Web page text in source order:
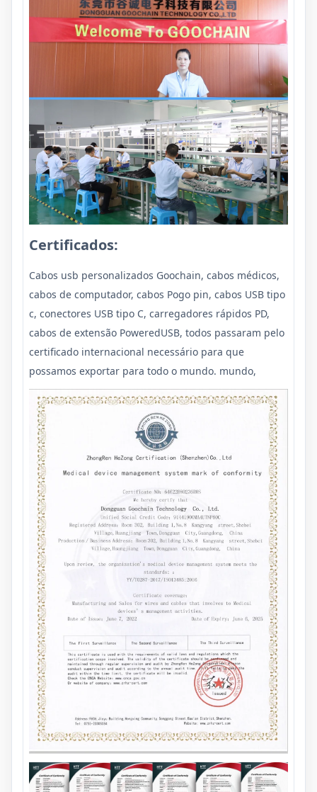
Certificados:
Cabos usb personalizados Goochain, cabos médicos,
cabos de computador, cabos Pogo pin, cabos USB tipo
c, conectores USB tipo C, carregadores rápidos PD,
cabos de extensão PoweredUSB, todos passaram pelo
certificado internacional necessário para que
possamos exportar para todo o mundo. mundo,